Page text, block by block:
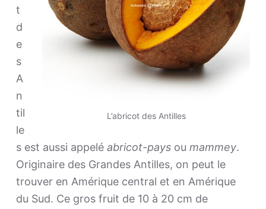
L’abricot des Antilles
t
d
e
s
A
n
til
le
s est aussi appelé abricot-paysou mammey.
Originaire des Grandes Antilles, on peut le
trouver en Amérique central et en Amérique
du Sud. Ce gros fruit de 10 à 20 cm de